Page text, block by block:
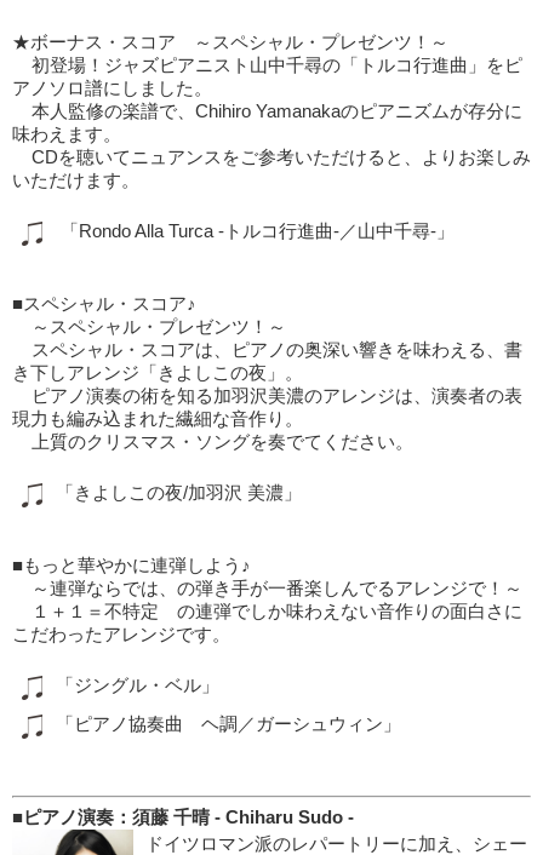
★ボーナス・スコア ～スペシャル・プレゼンツ！～
初登場！ジャズピアニスト山中千尋の「トルコ行進曲」をピ
アノソロ譜にしました。
本人監修の楽譜で、Chihiro Yamanakaのピアニズムが存分に
味わえます。
CDを聴いてニュアンスをご参考いただけると、よりお楽しみ
いただけます。
「Rondo Alla Turca -トルコ行進曲-／山中千尋-」
■スペシャル・スコア♪
～スペシャル・プレゼンツ！～
スペシャル・スコアは、ピアノの奥深い響きを味わえる、書
き下しアレンジ「きよしこの夜」。
ピアノ演奏の術を知る加羽沢美濃のアレンジは、演奏者の表
現力も編み込まれた繊細な音作り。
上質のクリスマス・ソングを奏でてください。
「きよしこの夜/加羽沢 美濃」
■もっと華やかに連弾しよう♪
～連弾ならでは、の弾き手が一番楽しんでるアレンジで！～
１＋１＝不特定 の連弾でしか味わえない音作りの面白さに
こだわったアレンジです。
「ジングル・ベル」
「ピアノ協奏曲 ヘ調／ガーシュウィン」
■ピアノ演奏：須藤 千晴 - Chiharu Sudo -
ドイツロマン派のレパートリーに加え、シェー